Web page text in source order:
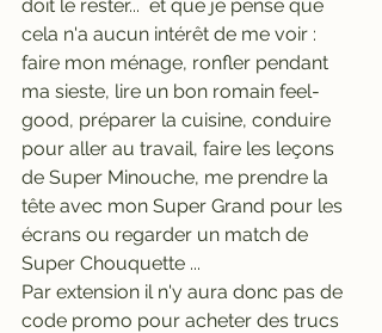
doit le rester...  et que je pense que
cela n'a aucun intérêt de me voir :
faire mon ménage, ronfler pendant
ma sieste, lire un bon romain feel-
good, préparer la cuisine, conduire
pour aller au travail, faire les leçons
de Super Minouche, me prendre la
tête avec mon Super Grand pour les
écrans ou regarder un match de
Super Chouquette ...
Par extension il n'y aura donc pas de
code promo pour acheter des trucs